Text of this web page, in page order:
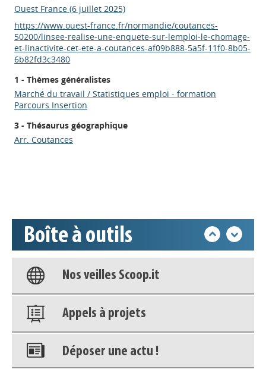
Ouest France (6 juillet 2025)
https://www.ouest-france.fr/normandie/coutances-
50200/linsee-realise-une-enquete-sur-lemploi-le-chomage-
et-linactivite-cet-ete-a-coutances-af09b888-5a5f-11f0-8b05-
6b82fd3c3480
1 - Thèmes généralistes
Marché du travail / Statistiques emploi - formation
Parcours Insertion
3 - Thésaurus géographique
Arr. Coutances
Boîte à outils
Base documentaire
Nos veilles Scoop.it
Appels à projets
Déposer une actu !